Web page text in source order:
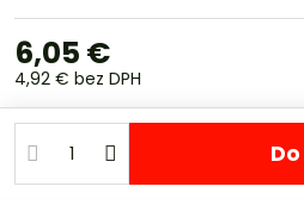
6,05 €
4,92 € bez DPH